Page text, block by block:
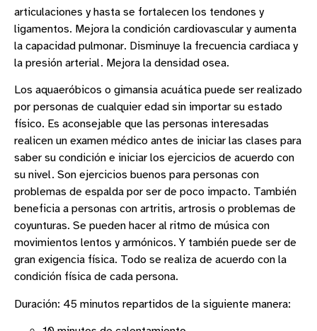
articulaciones y hasta se fortalecen los tendones y
ligamentos. Mejora la condición cardiovascular y aumenta
la capacidad pulmonar. Disminuye la frecuencia cardiaca y
la presión arterial. Mejora la densidad osea.
Los aquaeróbicos o gimansia acuática puede ser realizado
por personas de cualquier edad sin importar su estado
físico. Es aconsejable que las personas interesadas
realicen un examen médico antes de iniciar las clases para
saber su condición e iniciar los ejercicios de acuerdo con
su nivel. Son ejercicios buenos para personas con
problemas de espalda por ser de poco impacto. También
beneficia a personas con artritis, artrosis o problemas de
coyunturas. Se pueden hacer al ritmo de música con
movimientos lentos y armónicos. Y también puede ser de
gran exigencia física. Todo se realiza de acuerdo con la
condición física de cada persona.
Duración: 45 minutos repartidos de la siguiente manera: